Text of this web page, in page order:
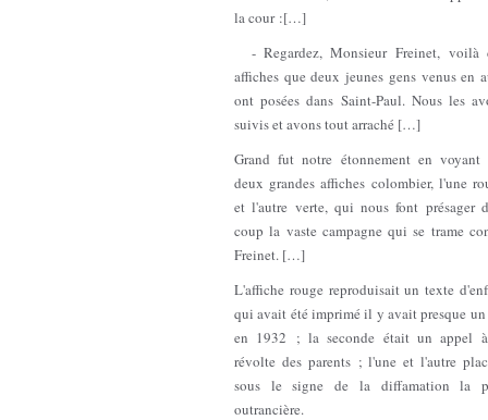
la cour :[…]
- Regardez, Monsieur Freinet, voilà
affiches que deux jeunes gens venus en
ont posées dans Saint-Paul. Nous les
suivis et avons tout arraché […]
Grand fut notre étonnement en voyant
deux grandes affiches colombier, l'une
et l'autre verte, qui nous font présager
coup la vaste campagne qui se trame
Freinet. […]
L'affiche rouge reproduisait un texte
qui avait été imprimé il y avait presque un
en 1932 ; la seconde était un appel
révolte des parents ; l'une et l'autre
sous le signe de la diffamation la
outrancière.